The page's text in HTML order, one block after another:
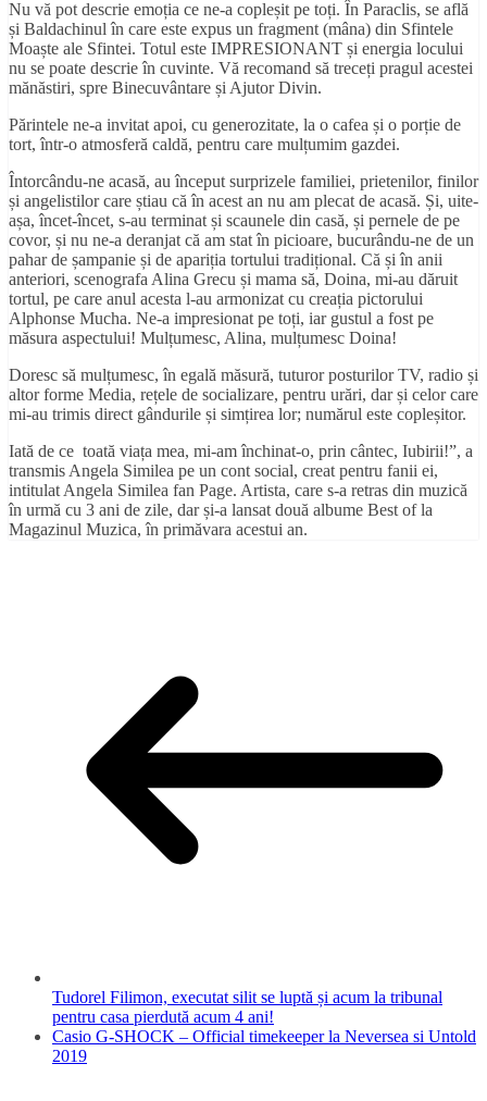
Nu vă pot descrie emoția ce ne-a copleșit pe toți. În Paraclis, se află
și Baldachinul în care este expus un fragment (mâna) din Sfintele
Moaște ale Sfintei. Totul este IMPRESIONANT și energia locului
nu se poate descrie în cuvinte. Vă recomand să treceți pragul acestei
mănăstiri, spre Binecuvântare și Ajutor Divin.
Părintele ne-a invitat apoi, cu generozitate, la o cafea și o porție de
tort, într-o atmosferă caldă, pentru care mulțumim gazdei.
Întorcându-ne acasă, au început surprizele familiei, prietenilor, finilor
și angelistilor care știau că în acest an nu am plecat de acasă. Și, uite-
așa, încet-încet, s-au terminat și scaunele din casă, și pernele de pe
covor, și nu ne-a deranjat că am stat în picioare, bucurându-ne de un
pahar de șampanie și de apariția tortului tradițional. Că și în anii
anteriori, scenografa Alina Grecu și mama să, Doina, mi-au dăruit
tortul, pe care anul acesta l-au armonizat cu creația pictorului
Alphonse Mucha. Ne-a impresionat pe toți, iar gustul a fost pe
măsura aspectului! Mulțumesc, Alina, mulțumesc Doina!
Doresc să mulțumesc, în egală măsură, tuturor posturilor TV, radio și
altor forme Media, rețele de socializare, pentru urări, dar și celor care
mi-au trimis direct gândurile și simțirea lor; numărul este copleșitor.
Iată de ce toată viața mea, mi-am închinat-o, prin cântec, Iubirii!”, a
transmis Angela Similea pe un cont social, creat pentru fanii ei,
intitulat Angela Similea fan Page. Artista, care s-a retras din muzică
în urmă cu 3 ani de zile, dar și-a lansat două albume Best of la
Magazinul Muzica, în primăvara acestui an.
Tudorel Filimon, executat silit se luptă și acum la tribunal
pentru casa pierdută acum 4 ani!
Casio G-SHOCK – Official timekeeper la Neversea si Untold
2019